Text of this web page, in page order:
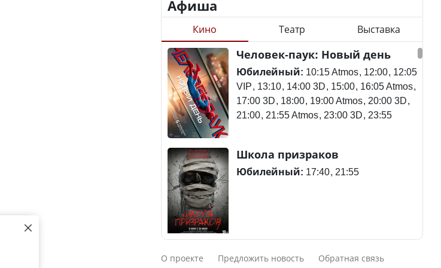
Казахстан возглавил
рейтинг благополучия
среди стран Центральной
Азии
Будут ли представлены
интересы регионов в
Курултае?
алимент, экология: жеті
Станет ли
метапневмовирус
эпидемией, рассказали в
ВОЗ
потерпел крушение в
Южной Корее, погибли
120 человек
Актау: Путин принес
Афиша
Кино Театр Выставка
Человек-паук: Новый день
Юбилейный: 10:15 Atmos 12:00 12:05
VIP 13:10 14:00 3D 15:00 16:05 Atmos
17:00 3D 18:00 19:00 Atmos 20:00 3D
21:00 21:55 Atmos 23:00 3D 23:55
Школа призраков
Юбилейный: 17:40 21:55
Смешарики сквозь вселенные
О проекте Предложить новость Обратная связь